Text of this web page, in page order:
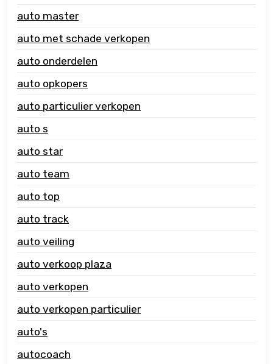
auto master
auto met schade verkopen
auto onderdelen
auto opkopers
auto particulier verkopen
auto s
auto star
auto team
auto top
auto track
auto veiling
auto verkoop plaza
auto verkopen
auto verkopen particulier
auto's
autocoach